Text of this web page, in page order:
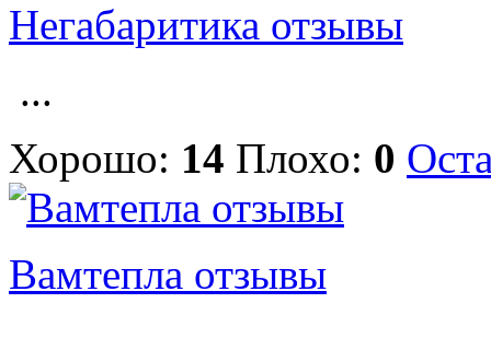
Негабаритика отзывы
...
Хорошо: 14 Плохо: 0
Вамтепла отзывы